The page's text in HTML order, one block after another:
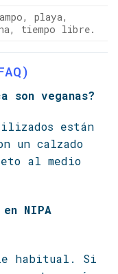
playa,
tiempo libre.
son veganas?
están
un calzado
al medio
NIPA
habitual. Si